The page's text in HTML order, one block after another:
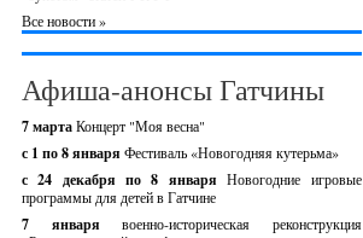
Все новости »
Афиша-анонсы Гатчины
7 мартаКонцерт "Моя весна"
с 1 по 8 января Фестиваль «Новогодняя кутерьма»
с 24 декабря по 8 январяНовогодние игровые
программы для детей в Гатчине
7 январявоенно-историческая реконструкция